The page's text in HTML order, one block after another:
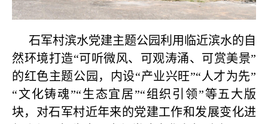
石军村滨水党建主题公园利用临近滨水的自
然环境打造“可听微风、可观涛涌、可赏美景”
的红色主题公园，内设“产业兴旺”“人才为先”
“文化铸魂”“生态宜居”“组织引领”等五大版
块，对石军村近年来的党建工作和发展变化进